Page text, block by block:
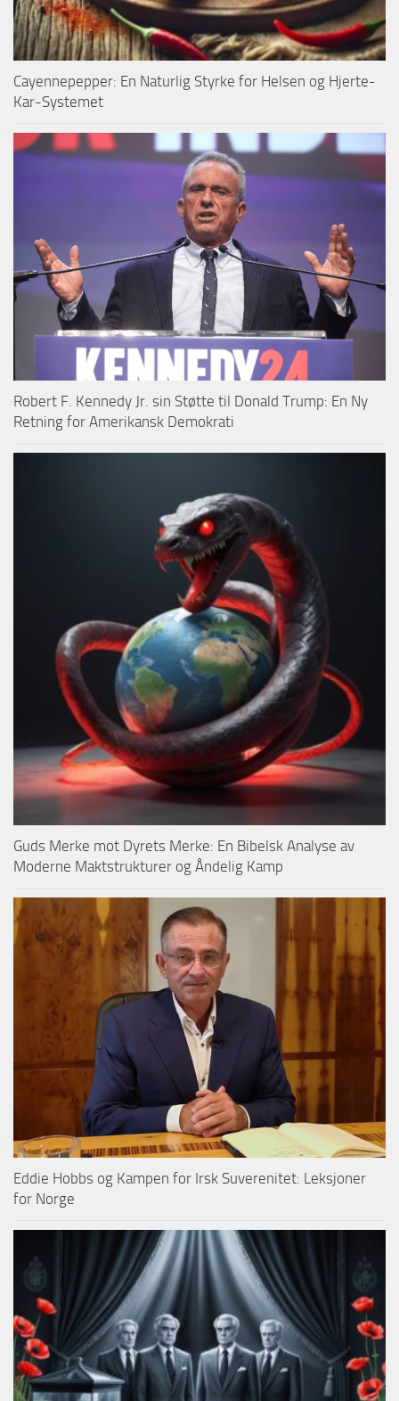
Cayennepepper: En Naturlig Styrke for Helsen og Hjerte-
Kar-Systemet
Robert F. Kennedy Jr. sin Støtte til Donald Trump: En Ny
Retning for Amerikansk Demokrati
Guds Merke mot Dyrets Merke: En Bibelsk Analyse av
Moderne Maktstrukturer og Åndelig Kamp
Eddie Hobbs og Kampen for Irsk Suverenitet: Leksjoner
for Norge